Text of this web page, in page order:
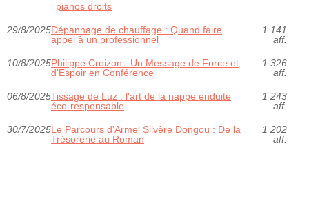
pianos droits
29/8/2025Dépannage de chauffage : Quand faire
appel à un professionnel
1 141
aff.
10/8/2025Philippe Croizon : Un Message de Force et
d'Espoir en Conférence
1 326
aff.
06/8/2025Tissage de Luz : l'art de la nappe enduite
éco-responsable
1 243
aff.
30/7/2025Le Parcours d'Armel Silvère Dongou : De la
Trésorerie au Roman
1 202
aff.